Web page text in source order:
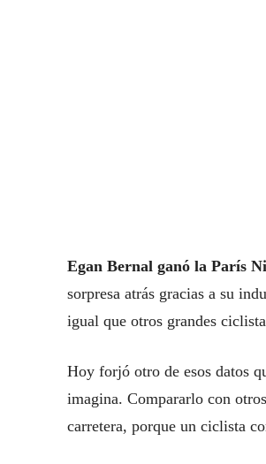
Egan Bernal ganó la París
sorpresa atrás gracias a su
igual que otros grandes
Hoy forjó otro de esos datos
imagina. Compararlo con
carretera, porque un ciclista